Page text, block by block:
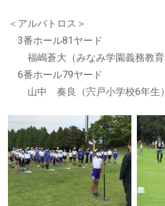
＜アルバトロス＞
3番ホール81ヤード
福嶋蒼大（みなみ学園義務教育
6番ホール79ヤード
山中 奏良（宍戸小学校6年生）